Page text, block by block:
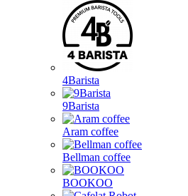
4Barista
9Barista
Aram coffee
Bellman coffee
BOOKOO